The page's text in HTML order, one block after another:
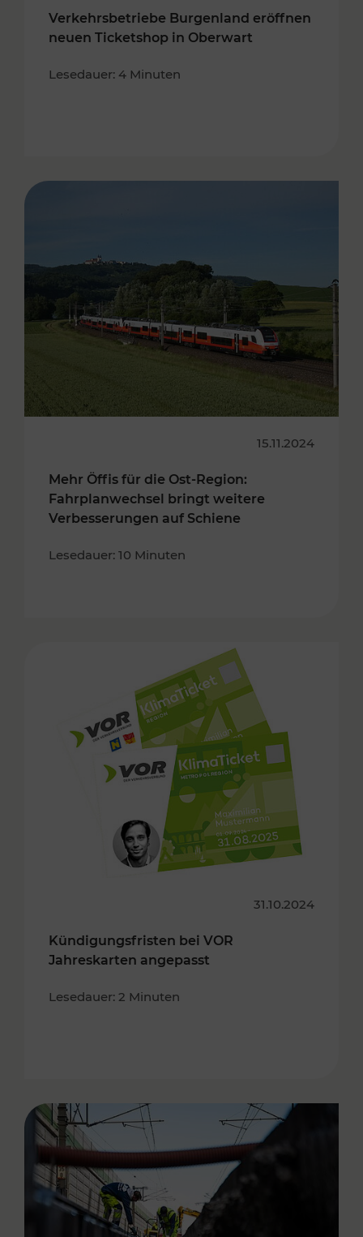
Verkehrsbetriebe Burgenland eröffnen
neuen Ticketshop in Oberwart
Lesedauer: 4 Minuten
15.11.2024
Mehr Öffis für die Ost-Region:
Fahrplanwechsel bringt weitere
Verbesserungen auf Schiene
Lesedauer: 10 Minuten
31.10.2024
Kündigungsfristen bei VOR
Jahreskarten angepasst
Lesedauer: 2 Minuten